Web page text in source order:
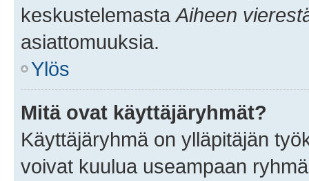
keskustelemasta Aiheen
asiattomuuksia.
Ylös
Mitä ovat käyttäjäryhmät?
Käyttäjäryhmä on ylläpitäjän
voivat kuulua useampaan